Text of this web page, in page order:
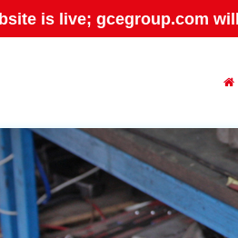
is live; gcegroup.com